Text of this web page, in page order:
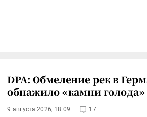
DPA: Обмеление рек в
обнажило «камни голода»
9 августа 2026, 18:09 17